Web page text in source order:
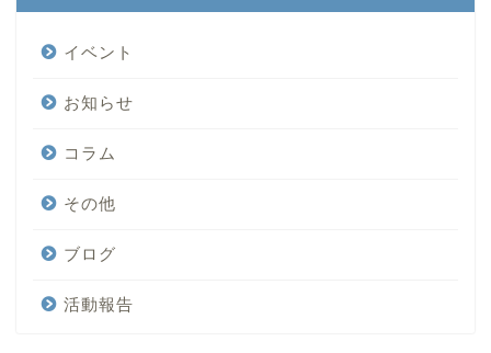
イベント
お知らせ
コラム
その他
ブログ
活動報告